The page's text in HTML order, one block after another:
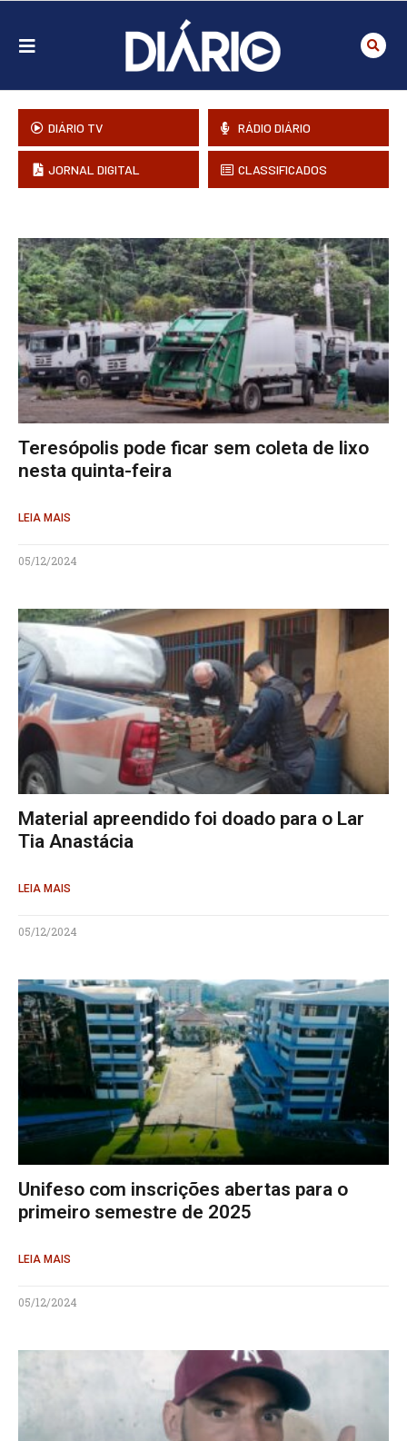
DIÁRIO TV RÁDIO DIÁRIO
JORNAL DIGITAL CLASSIFICADOS
Teresópolis pode ficar sem coleta de lixo
nesta quinta-feira
LEIA MAIS
05/12/2024
Material apreendido foi doado para o Lar
Tia Anastácia
LEIA MAIS
05/12/2024
Unifeso com inscrições abertas para o
primeiro semestre de 2025
LEIA MAIS
05/12/2024